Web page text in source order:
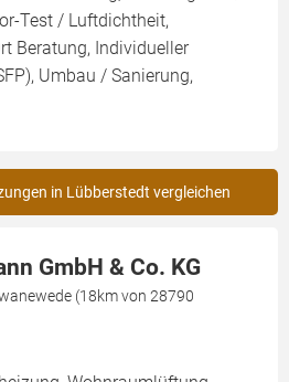
Test / Luftdichtheit,
Beratung, Individueller
Umbau / Sanierung,
in Lübberstedt vergleichen
GmbH & Co. KG
(18km von 28790